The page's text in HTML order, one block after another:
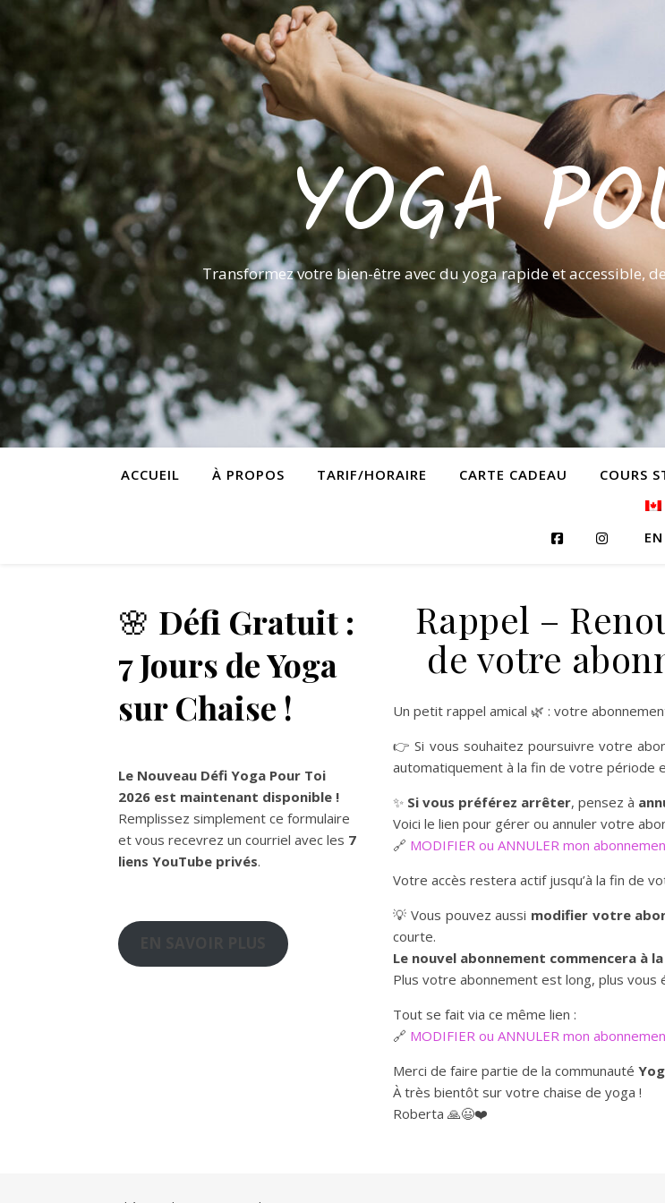
YOGA
Transformez votre bien-être avec du yoga rapide et accessible,
ACCUEIL À PROPOS TARIF/HORAIRE CARTE CADEAU COURS
EN
🌸 Défi Gratuit :
7 Jours de Yoga
sur Chaise !
Le Nouveau Défi Yoga Pour Toi
2026 est maintenant disponible !
Remplissez simplement ce formulaire
et vous recevrez un courriel avec les 7
liens YouTube privés.
Rappel –
de votre
Un petit rappel amical 🌿 : votre
👉 Si vous souhaitez poursuivre votre
automatiquement à la fin de votre période
✨ Si vous préférez arrêter, pensez à
Voici le lien pour gérer ou annuler votre
🔗 MODIFIER ou ANNULER mon
Votre accès restera actif jusqu’à la fin de
💡 Vous pouvez aussi modifier votre
courte.
Le nouvel abonnement commencera à
Plus votre abonnement est long, plus vous
Tout se fait via ce même lien :
🔗 MODIFIER ou ANNULER mon
Merci de faire partie de la communauté
À très bientôt sur votre chaise de yoga !
Roberta 🙏😃❤️